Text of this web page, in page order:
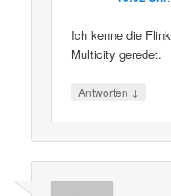
Ich kenne die
Multicity geredet.
Antworten ↓